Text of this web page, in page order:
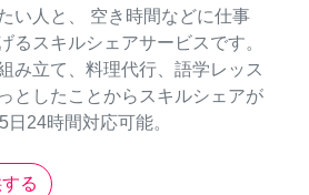
い人と、 空き時間などに仕事
るスキルシェアサービスです。
み立て、料理代行、語学レッス
としたことからスキルシェアが
24時間対応可能。
る